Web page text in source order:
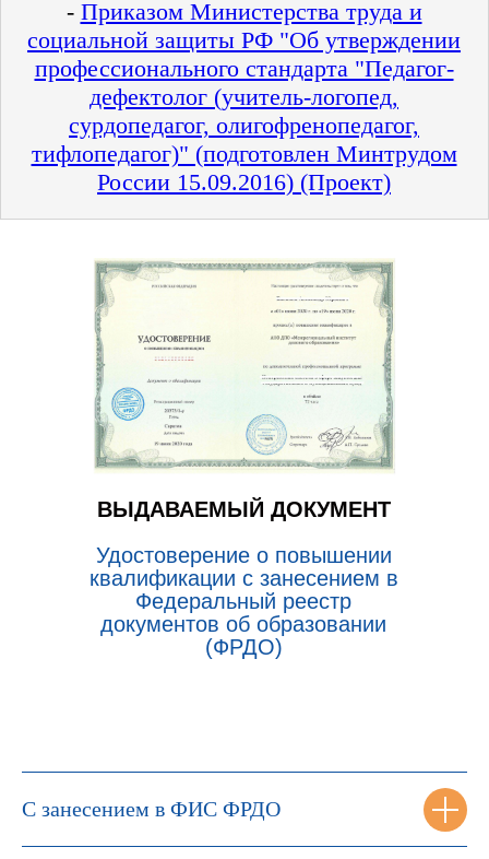
- Приказом Министерства труда и
социальной защиты РФ "Об утверждении
профессионального стандарта "Педагог-
дефектолог (учитель-логопед,
сурдопедагог, олигофренопедагог,
тифлопедагог)" (подготовлен Минтрудом
России 15.09.2016) (Проект)
ВЫДАВАЕМЫЙ ДОКУМЕНТ
Удостоверение о повышении
квалификации с занесением в
Федеральный реестр
документов об образовании
(ФРДО)
С занесением в ФИС ФРДО